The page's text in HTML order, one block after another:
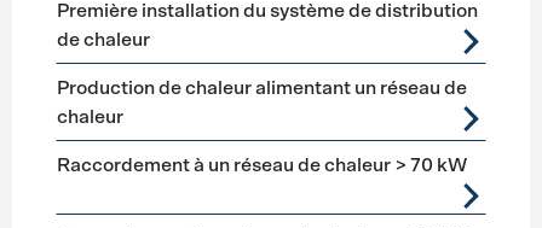
Première installation du système de distribution
de chaleur
Production de chaleur alimentant un réseau de
chaleur
Raccordement à un réseau de chaleur > 70 kW